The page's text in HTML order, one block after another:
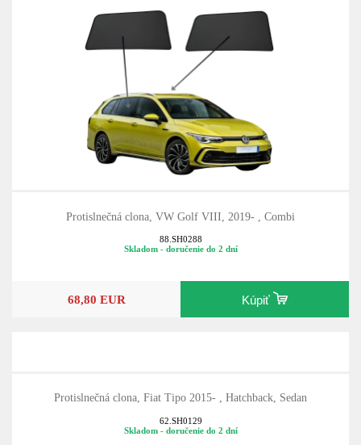
Protislnečná clona, VW Golf VIII, 2019- , Combi
88.SH0288
Skladom - doručenie do 2 dní
68,80 EUR Kúpiť
Protislnečná clona, Fiat Tipo 2015- , Hatchback, Sedan
62.SH0129
Skladom - doručenie do 2 dní